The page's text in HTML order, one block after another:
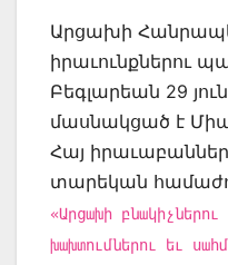
Արցախի
իրաւունքներու
Բեգլարեան 29
մասնակցած է
Հայ
տարեկան
«Արցախի բնակիչներու
խախտումներու եւ